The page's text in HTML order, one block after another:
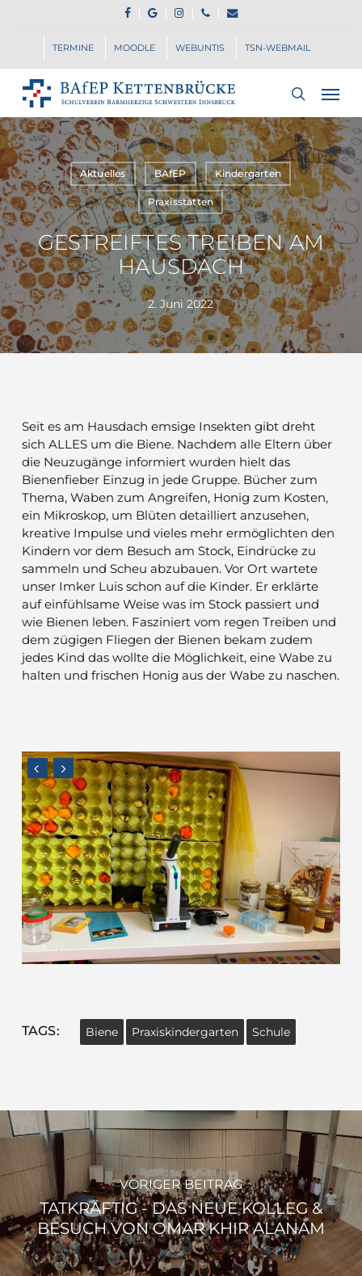
content
FACEBOOK
GOOGLE-
PLUS
INSTAGRAM
PHONEEMAIL
TERMINE MOODLE WEBUNTIS TSN-WEBMAIL
search
Menu
Aktuelles BAfEP Kindergarten
Praxisstätten
GESTREIFTES TREIBEN AM
HAUSDACH
2. Juni 2022
Seit es am Hausdach emsige Insekten gibt dreht
sich ALLES um die Biene. Nachdem alle Eltern über
die Neuzugänge informiert wurden hielt das
Bienenfieber Einzug in jede Gruppe. Bücher zum
Thema, Waben zum Angreifen, Honig zum Kosten,
ein Mikroskop, um Blüten detailliert anzusehen,
kreative Impulse und vieles mehr ermöglichten den
Kindern vor dem Besuch am Stock, Eindrücke zu
sammeln und Scheu abzubauen. Vor Ort wartete
unser Imker Luis schon auf die Kinder. Er erklärte
auf einfühlsame Weise was im Stock passiert und
wie Bienen leben. Fasziniert vom regen Treiben und
dem zügigen Fliegen der Bienen bekam zudem
jedes Kind das wollte die Möglichkeit, eine Wabe zu
halten und frischen Honig aus der Wabe zu naschen.
TAGS: Biene Praxiskindergarten Schule
VORIGER BEITRAG
TATKRÄFTIG - DAS NEUE KOLLEG &
BESUCH VON OMAR KHIR ALANAM